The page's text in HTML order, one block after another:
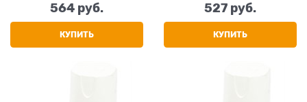
564 руб.
КУПИТЬ
527 руб.
КУПИТЬ